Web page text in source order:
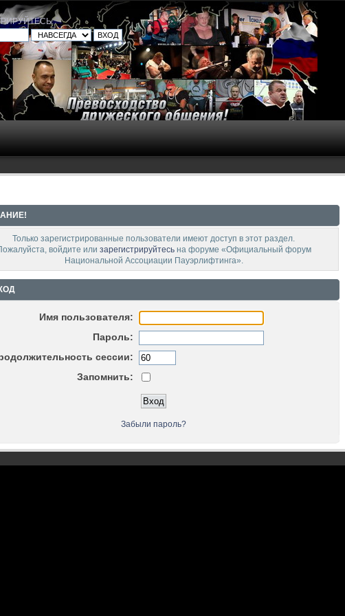
.
Только зарегистрированные пользователи имеют доступ в этот раздел.
войдите или зарегистрируйтесьна форуме «Официальный форум
Национальной Ассоциации Пауэрлифтинга».
Имя пользователя:
Пароль:
сессии:
Запомнить:
Забыли пароль?